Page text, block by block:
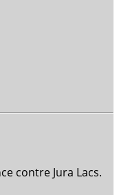
contre Jura Lacs.